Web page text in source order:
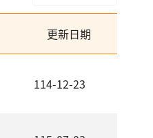
更新日期
114-12-23